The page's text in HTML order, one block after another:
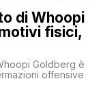
di Whoopi
fisici,
Goldberg è
offensive